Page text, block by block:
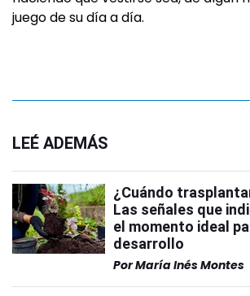
juego de su día a día.
LEÉ ADEMÁS
¿Cuándo
Las señales que
el momento ideal
desarrollo
PorMaría Inés Montes